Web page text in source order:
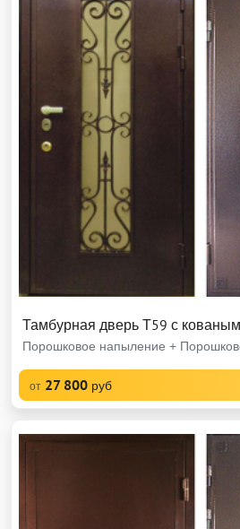
Тамбурная дверь Т59 с
Порошковое напыление +
от 27 800 руб